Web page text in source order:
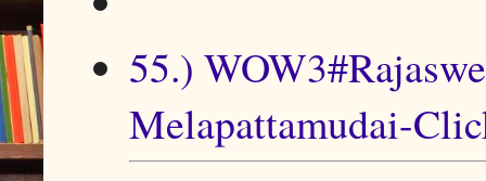
55.)
Melapattamudai-